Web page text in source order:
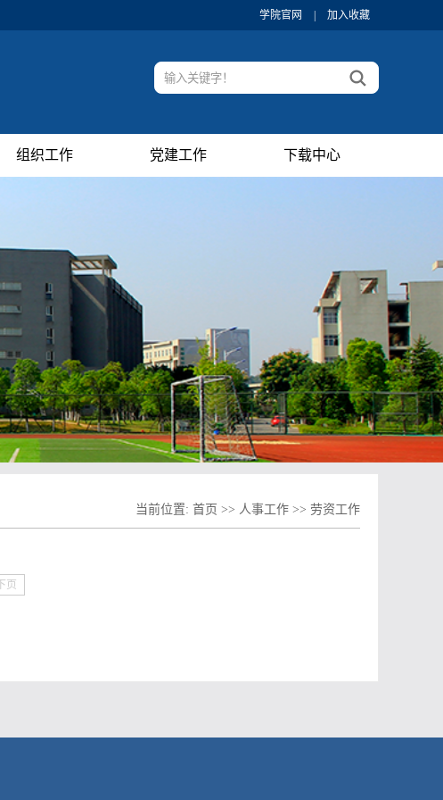
学院官网 加入收藏
组织工作 党建工作 下载中心
当前位置: 首页 >> 人事工作 >> 劳资工作
下页